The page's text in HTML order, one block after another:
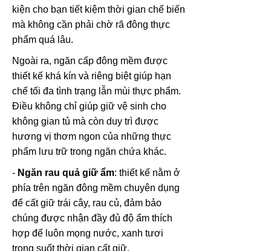
kiện cho bạn tiết kiệm thời gian chế biến
mà không cần phải chờ rã đông thực
phẩm quá lâu.
Ngoài ra, ngăn cấp đông mềm được
thiết kế khá kín và riêng biệt giúp hạn
chế tối đa tình trạng lẫn mùi thực phẩm.
Điều không chỉ giúp giữ vệ sinh cho
không gian tủ mà còn duy trì được
hương vị thơm ngon của những thực
phẩm lưu trữ trong ngăn chứa khác.
- Ngăn rau quả giữ ẩm: thiết kế nằm ở
phía trên ngăn đông mềm chuyên dụng
để cất giữ trái cây, rau củ, đảm bảo
chúng được nhận đầy đủ độ ẩm thích
hợp để luôn mọng nước, xanh tươi
trong suốt thời gian cất giữ.